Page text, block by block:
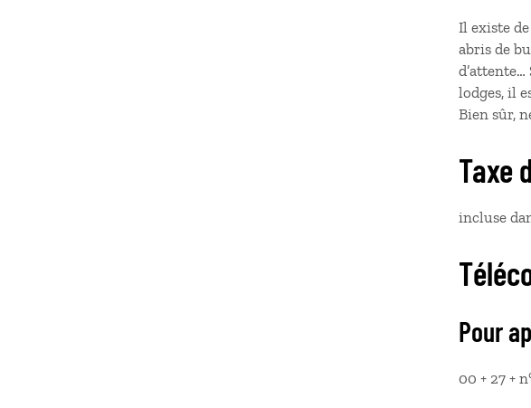
Il existe
abris de
lodges, il
Bien sûr,
incluse
Pour
00 + 27 +